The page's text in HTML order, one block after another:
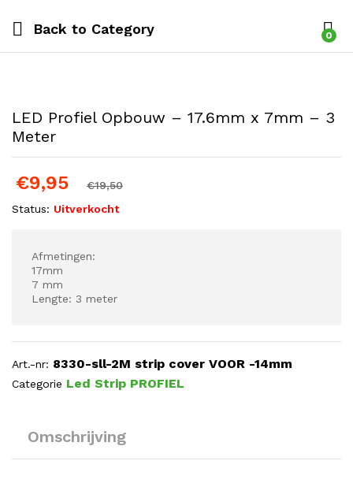
Back to Category 0
LED Profiel Opbouw – 17.6mm x 7mm – 3
Meter
€9,95 €19,50
Status: Uitverkocht
Afmetingen:
17mm
7 mm
Lengte: 3 meter
Art.-nr: 8330-sll-2M strip cover VOOR -14mm
Categorie Led Strip PROFIEL
Omschrijving